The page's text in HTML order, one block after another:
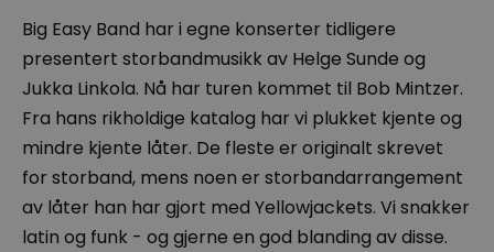
Big Easy Band har i egne konserter tidligere
presentert storbandmusikk av Helge Sunde og
Jukka Linkola. Nå har turen kommet til Bob Mintzer.
Fra hans rikholdige katalog har vi plukket kjente og
mindre kjente låter. De fleste er originalt skrevet
for storband, mens noen er storbandarrangement
av låter han har gjort med Yellowjackets. Vi snakker
latin og funk - og gjerne en god blanding av disse.